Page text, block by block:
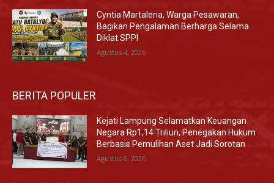
Cyntia Martalena, Warga Pesawaran,
Bagikan Pengalaman Berharga Selama
Diklat SPPI
Agustus 4, 2026
BERITA POPULER
Kejati Lampung Selamatkan Keuangan
Negara Rp1,14 Triliun, Penegakan Hukum
Berbasis Pemulihan Aset Jadi Sorotan
Agustus 5, 2026